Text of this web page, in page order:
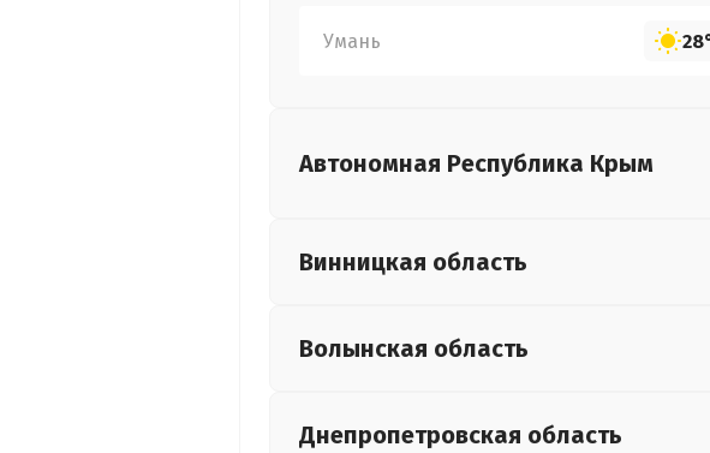
Умань
Автономная Республика Крым
Винницкая область
Волынская область
Днепропетровская область